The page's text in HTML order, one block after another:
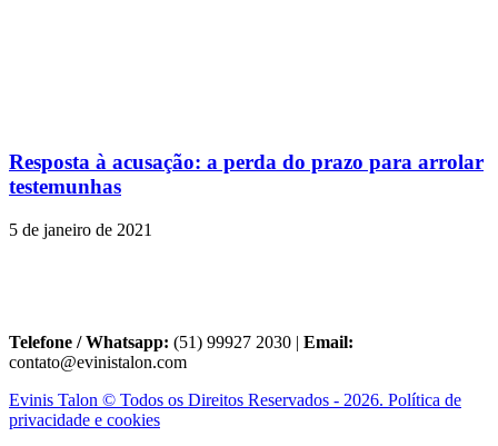
Resposta à acusação: a perda do prazo para arrolar
testemunhas
5 de janeiro de 2021
Telefone / Whatsapp: (51) 99927 2030 | Email:
contato@evinistalon.com
Evinis Talon © Todos os Direitos Reservados - 2026. Política de
privacidade e cookies